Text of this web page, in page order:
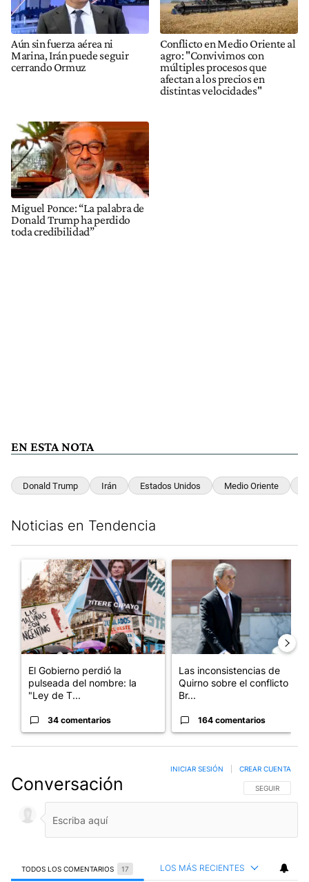
Aún sin fuerza aérea ni
Marina, Irán puede seguir
cerrando Ormuz
Conflicto en Medio Oriente al
agro: "Convivimos con
múltiples procesos que
afectan a los precios en
distintas velocidades"
Miguel Ponce: “La palabra de
Donald Trump ha perdido
toda credibilidad”
EN ESTA NOTA
Donald Trump Irán Estados Unidos Medio Oriente
Noticias en Tendencia
Un artículo de tendencia con el título "El Gobierno perdió la
El Gobierno perdió la
pulseada del nombre: la
"Ley de T...
34 comentarios
Un artículo de tendencia con
Las inconsistencias de
Quirno sobre el conflicto con
Br...
164 comentarios
Conversación SIGA ESTA
SEGUIR
INICIAR SESIÓN CREAR CUENTA
TODOS LOS COMENTARIOS 17 LOS MÁS RECIENTES